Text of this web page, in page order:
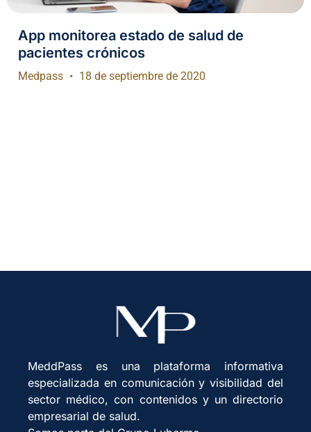
App monitorea estado de salud de
pacientes crónicos
Medpass 18 de septiembre de 2020
MeddPass es una plataforma informativa
especializada en comunicación y visibilidad del
sector médico, con contenidos y un directorio
empresarial de salud.